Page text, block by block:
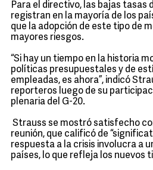
Para el directivo, las bajas tasas
registran en la mayoría de los
que la adopción de este tipo de
mayores riesgos.
“Si hay un tiempo en la historia
políticas presupuestales y de
empleadas, es ahora”, indicó
reporteros luego de su
plenaria del G-20.
Strauss se mostró satisfecho
reunión, que calificó de
respuesta a la crisis involucra a
países, lo que refleja los nuevos